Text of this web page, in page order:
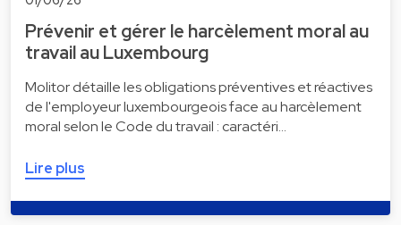
Prévenir et gérer le harcèlement moral au
travail au Luxembourg
Molitor détaille les obligations préventives et réactives
de l'employeur luxembourgeois face au harcèlement
moral selon le Code du travail : caractéri…
Lire plus